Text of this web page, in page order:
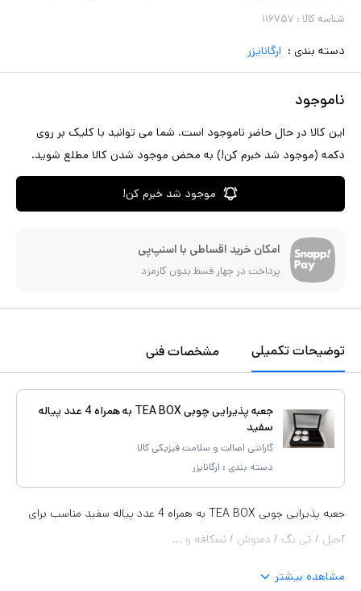
شناسه کالا : ۱۱۶۷۵۷
دسته بندی : ارگانایزر
ناموجود
این کالا در حال حاضر ناموجود است. شما می توانید با کلیک بر روی
دکمه (موجود شد خبرم کن!) به محض موجود شدن کالا مطلع شوید.
موجود شد خبرم کن!
امکان خرید اقساطی با اسنپ‌پی
پرداخت در چهار قسط بدون کارمزد
توضیحات تکمیلی مشخصات فنی
جعبه پذیرایی چوبی TEA BOX به همراه 4 عدد پیاله
سفید
گارانتی اصالت و سلامت فیزیکی کالا
دسته بندی : ارگانایزر
جعبه پذیرایی چوبی TEA BOX به همراه 4 عدد پیاله سفید مناسب برای
آجیل / تی بگ / دمنوش / نسکافه و ...
مشاهده بیشتر